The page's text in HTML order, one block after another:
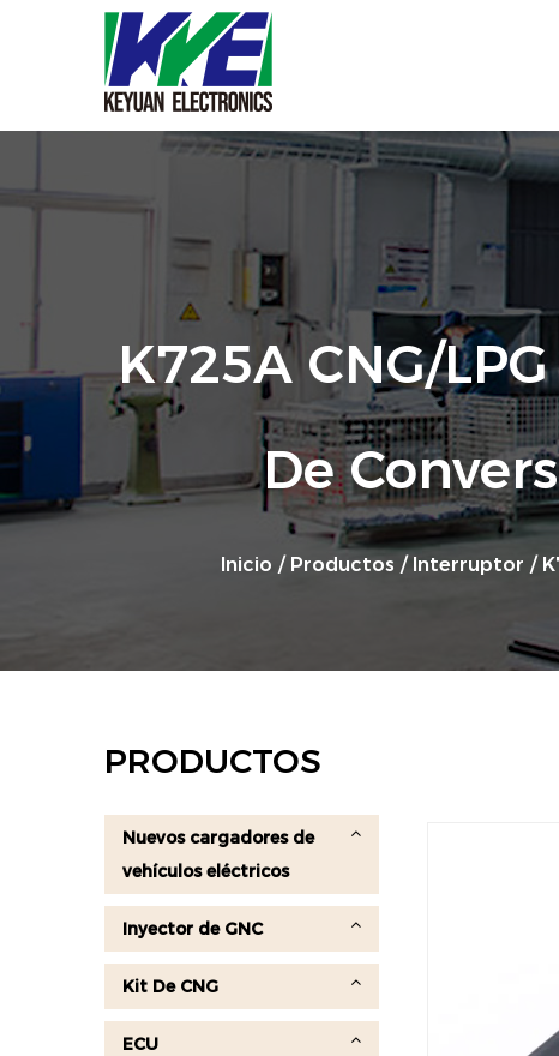
K725A CNG/
De
Inicio / Productos / Interruptor /
PRODUCTOS
Nuevos cargadores de
vehículos eléctricos
Inyector de GNC
Kit De CNG
ECU